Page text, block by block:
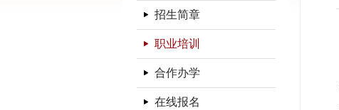
招生简章
职业培训
合作办学
在线报名